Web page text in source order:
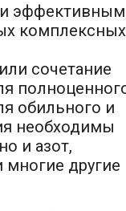
эффективным
комплексных
сочетание
обильного и
необходимы
и азот,
многие другие